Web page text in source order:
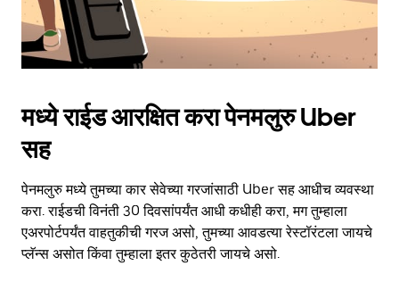
मध्ये राईड आरक्षित करा पेनमलुरु Uber
सह
पेनमलुरु मध्ये तुमच्या कार सेवेच्या गरजांसाठी Uber सह आधीच व्यवस्था
करा. राईडची विनंती 30 दिवसांपर्यंत आधी कधीही करा, मग तुम्हाला
एअरपोर्टपर्यंत वाहतुकीची गरज असो, तुमच्या आवडत्या रेस्टॉरंटला जायचे
प्लॅन्स असोत किंवा तुम्हाला इतर कुठेतरी जायचे असो.